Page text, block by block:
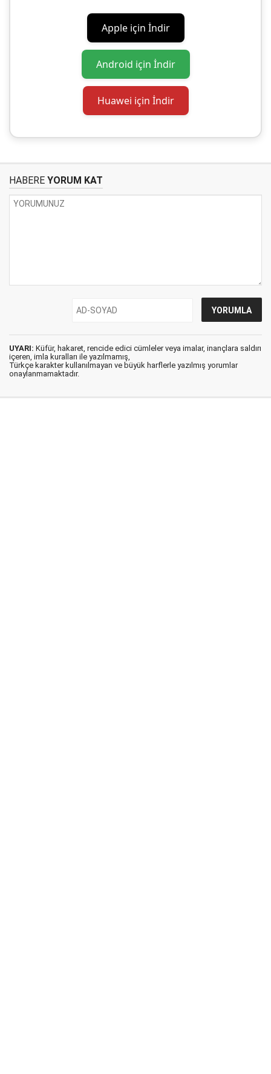
Apple için İndir
Android için İndir
Huawei için İndir
HABERE YORUM KAT
UYARI: Küfür, hakaret, rencide edici cümleler veya imalar, inançlara saldırı
içeren, imla kuralları ile yazılmamış,
Türkçe karakter kullanılmayan ve büyük harflerle yazılmış yorumlar
onaylanmamaktadır.